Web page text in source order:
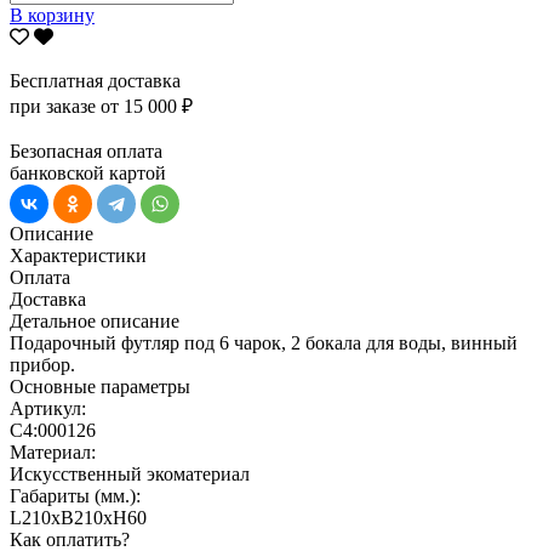
В корзину
Бесплатная доставка
при заказе от 15 000 ₽
Безопасная оплата
банковской картой
Описание
Характеристики
Оплата
Доставка
Детальное описание
Подарочный футляр под 6 чарок, 2 бокала для воды, винный
прибор.
Основные параметры
Артикул:
С4:000126
Материал:
Искусственный экоматериал
Габариты (мм.):
L210хB210хH60
Как оплатить?